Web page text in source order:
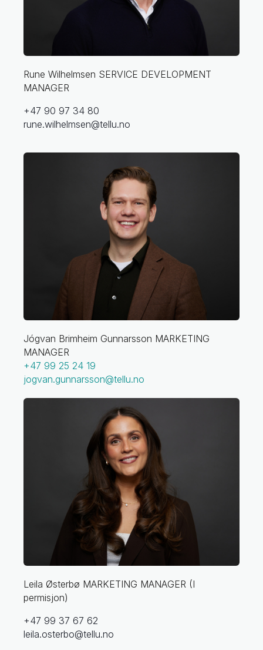
Rune Wilhelmsen SERVICE DEVELOPMENT
MANAGER
+47 90 97 34 80
rune.wilhelmsen@tellu.no
Jógvan Brimheim Gunnarsson MARKETING
MANAGER
+47 99 25 24 19
jogvan.gunnarsson@tellu.no
Leila Østerbø MARKETING MANAGER (I
permisjon)
+47 99 37 67 62
leila.osterbo@tellu.no